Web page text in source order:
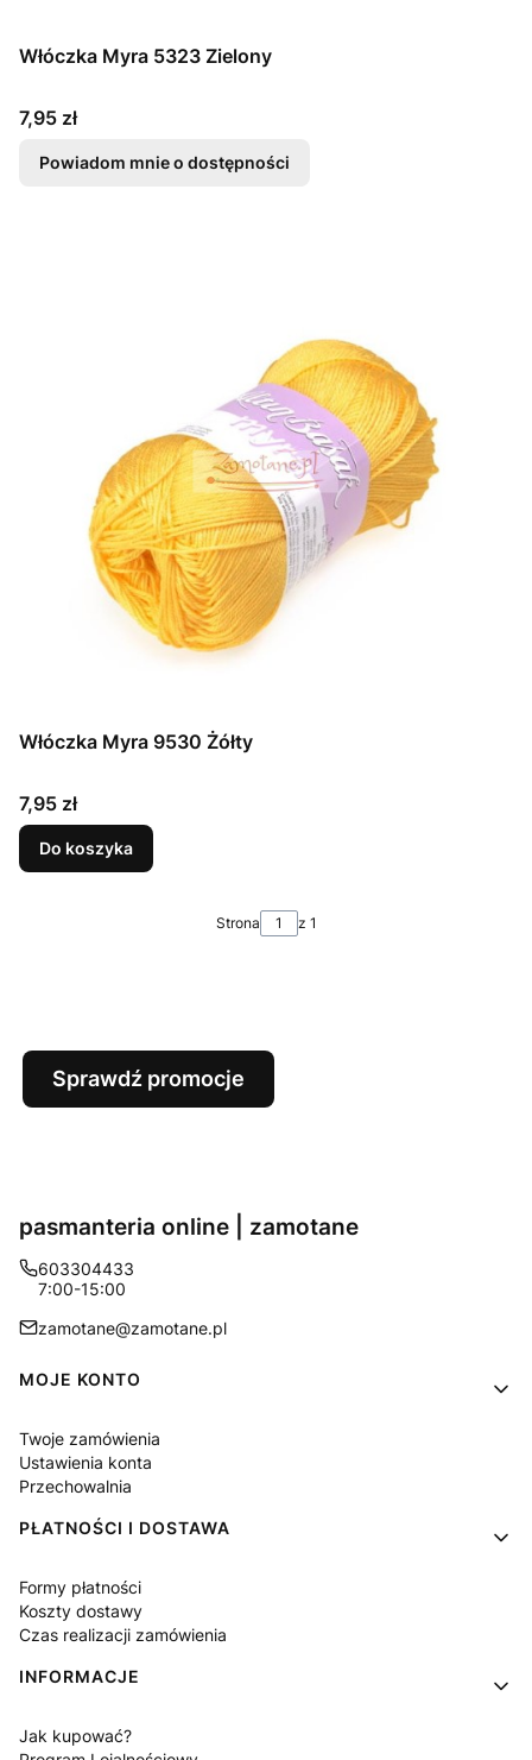
Włóczka Myra 5323 Zielony
Cena
7,95 zł
Powiadom mnie o dostępności
Włóczka Myra 9530 Żółty
Cena
7,95 zł
Do koszyka
Strona z 1
Sprawdź promocje
pasmanteria online | zamotane
603304433
7:00-15:00
zamotane@zamotane.pl
Linki w stopce
MOJE KONTO
Twoje zamówienia
Ustawienia konta
Przechowalnia
PŁATNOŚCI I DOSTAWA
Formy płatności
Koszty dostawy
Czas realizacji zamówienia
INFORMACJE
Jak kupować?